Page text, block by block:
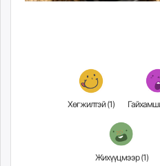
Хөгжилтэй (1)
Жихүүцмээр (1)